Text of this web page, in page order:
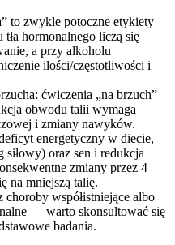
to zwykle potoczne etykiety
hormonalnego liczą się
a przy alkoholu
ilości/częstotliwości i
ćwiczenia „na brzuch”
obwodu talii wymaga
i zmiany nawyków.
energetyczny w diecie,
oraz sen i redukcja
zmiany przez 4
na mniejszą talię.
choroby współistniejące albo
— warto skonsultować się
badania.